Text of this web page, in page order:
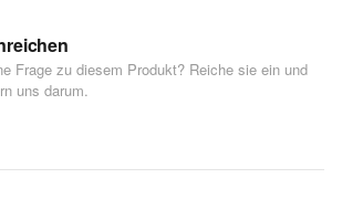
Frage zu diesem Produkt? Reiche sie ein und
uns darum.